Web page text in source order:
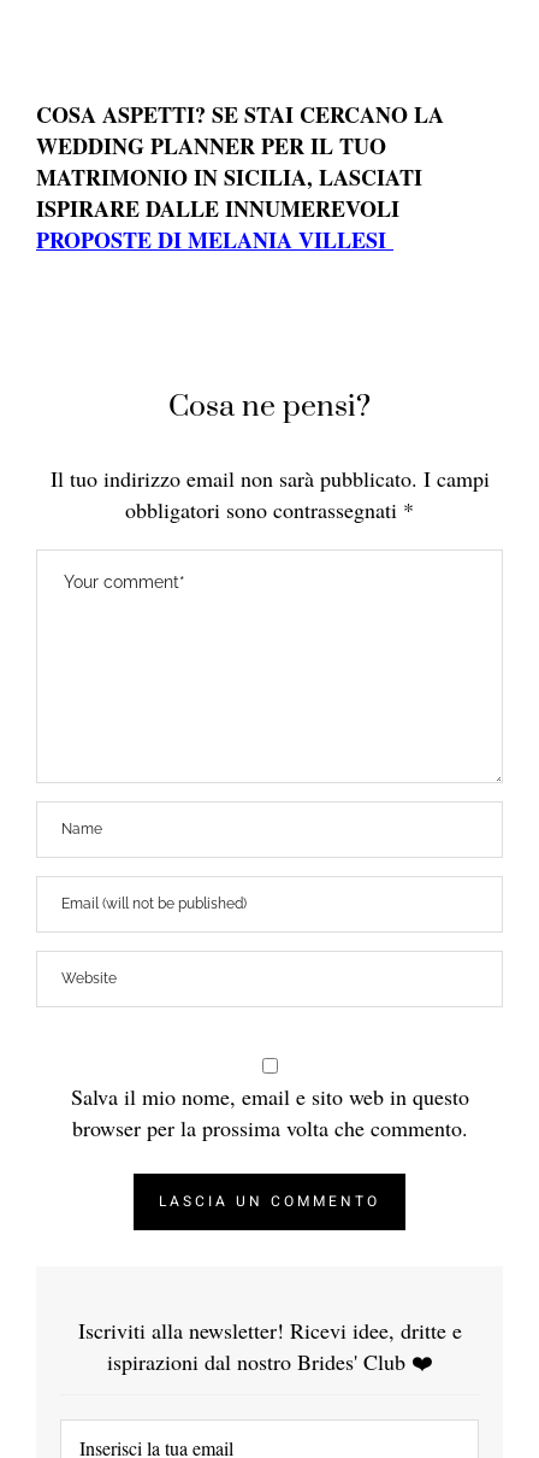
COSA ASPETTI? SE STAI CERCANO LA
WEDDING PLANNER PER IL TUO
MATRIMONIO IN SICILIA, LASCIATI
ISPIRARE DALLE INNUMEREVOLI
PROPOSTE DI MELANIA VILLESI
Cosa ne pensi?
Il tuo indirizzo email non sarà pubblicato. I campi
obbligatori sono contrassegnati *
Salva il mio nome, email e sito web in questo
browser per la prossima volta che commento.
Iscriviti alla newsletter! Ricevi idee, dritte e
ispirazioni dal nostro Brides' Club ❤️